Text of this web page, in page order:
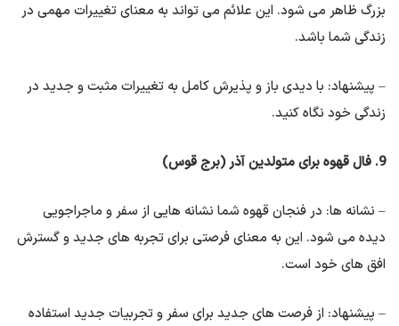
بزرگ ظاهر می شود. این علائم می تواند به معنای تغییرات مهمی در
زندگی شما باشد.
– پیشنهاد: با دیدی باز و پذیرش کامل به تغییرات مثبت و جدید در
زندگی خود نگاه کنید.
9. فال قهوه برای متولدین آذر (برج قوس)
– نشانه ها: در فنجان قهوه شما نشانه هایی از سفر و ماجراجویی
دیده می شود. این به معنای فرصتی برای تجربه های جدید و گسترش
افق های خود است.
– پیشنهاد: از فرصت های جدید برای سفر و تجربیات جدید استفاده